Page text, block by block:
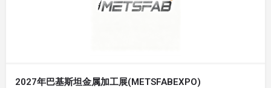
2027年巴基斯坦金属加工展(METSFABEXPO)